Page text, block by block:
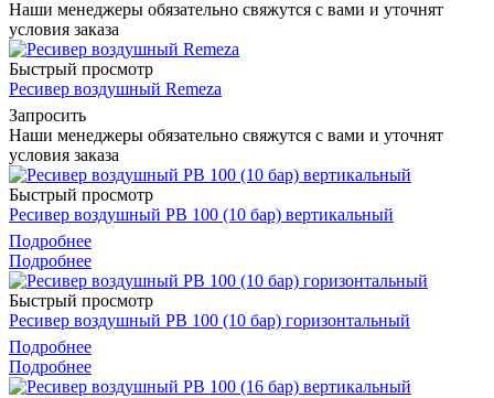
Наши менеджеры обязательно свяжутся с вами и уточнят
условия заказа
Быстрый просмотр
Ресивер воздушный Remeza
Запросить
Наши менеджеры обязательно свяжутся с вами и уточнят
условия заказа
Быстрый просмотр
Ресивер воздушный РВ 100 (10 бар) вертикальный
Подробнее
Подробнее
Быстрый просмотр
Ресивер воздушный РВ 100 (10 бар) горизонтальный
Подробнее
Подробнее